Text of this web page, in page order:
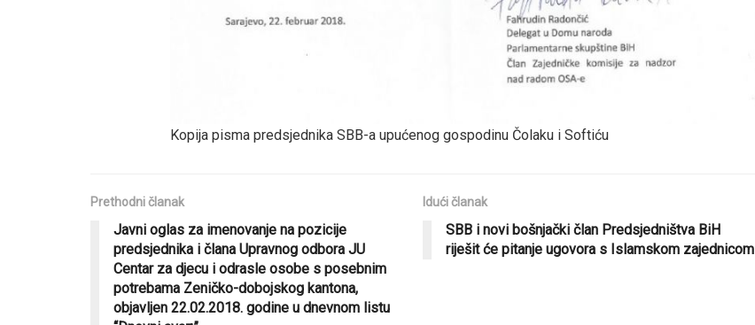
Kopija pisma predsjednika SBB-a upućenog gospodinu Čolaku i Softiću
Prethodni članak
Javni oglas za imenovanje na pozicije
predsjednika i člana Upravnog odbora JU
Centar za djecu i odrasle osobe s posebnim
potrebama Zeničko-dobojskog kantona,
objavljen 22.02.2018. godine u dnevnom listu
Idući članak
SBB i novi bošnjački član Predsjedništva BiH
riješit će pitanje ugovora s Islamskom zajednicom